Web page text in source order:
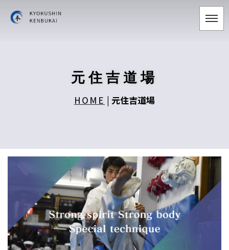
元住吉道場
HOME | 元住吉道場